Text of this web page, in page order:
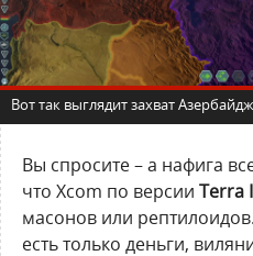
Вот так выглядит захват
Вы спросите – а нафига
что Xcom по версии Terra
масонов или
есть только деньги,